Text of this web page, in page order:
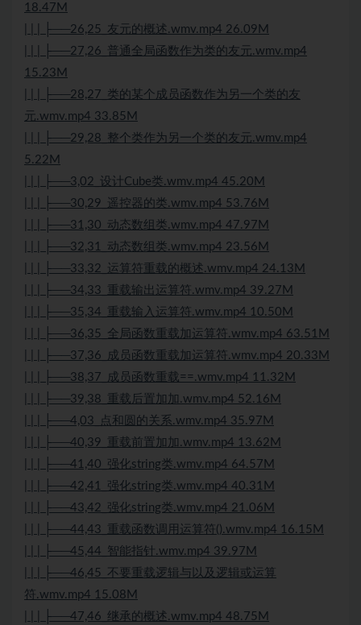
18.47M
| | | ├──26,25_友元的概述.wmv.mp4 26.09M
| | | ├──27,26_普通全局函数作为类的友元.wmv.mp4
15.23M
| | | ├──28,27_类的某个成员函数作为另一个类的友
元.wmv.mp4 33.85M
| | | ├──29,28_整个类作为另一个类的友元.wmv.mp4
5.22M
| | | ├──3,02_设计Cube类.wmv.mp4 45.20M
| | | ├──30,29_遥控器的类.wmv.mp4 53.76M
| | | ├──31,30_动态数组类.wmv.mp4 47.97M
| | | ├──32,31_动态数组类.wmv.mp4 23.56M
| | | ├──33,32_运算符重载的概述.wmv.mp4 24.13M
| | | ├──34,33_重载输出运算符.wmv.mp4 39.27M
| | | ├──35,34_重载输入运算符.wmv.mp4 10.50M
| | | ├──36,35_全局函数重载加运算符.wmv.mp4 63.51M
| | | ├──37,36_成员函数重载加运算符.wmv.mp4 20.33M
| | | ├──38,37_成员函数重载==.wmv.mp4 11.32M
| | | ├──39,38_重载后置加加.wmv.mp4 52.16M
| | | ├──4,03_点和圆的关系.wmv.mp4 35.97M
| | | ├──40,39_重载前置加加.wmv.mp4 13.62M
| | | ├──41,40_强化string类.wmv.mp4 64.57M
| | | ├──42,41_强化string类.wmv.mp4 40.31M
| | | ├──43,42_强化string类.wmv.mp4 21.06M
| | | ├──44,43_重载函数调用运算符().wmv.mp4 16.15M
| | | ├──45,44_智能指针.wmv.mp4 39.97M
| | | ├──46,45_不要重载逻辑与以及逻辑或运算
符.wmv.mp4 15.08M
| | | ├──47,46_继承的概述.wmv.mp4 48.75M